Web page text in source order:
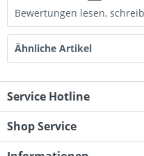
Bewertungen lesen,
Ähnliche Artikel
Service Hotline
Shop Service